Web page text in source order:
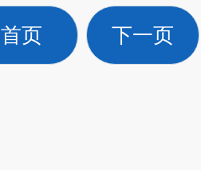
首页 下一页